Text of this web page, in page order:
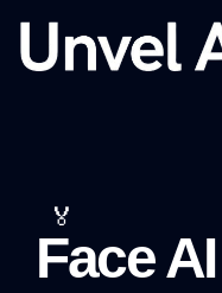
🏅
Face AI